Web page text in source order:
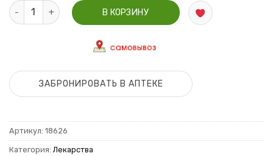
Количество Валерианы экстракт таблетки п/о 20мг флакон
В КОРЗИНУ
ЗАБРОНИРОВАТЬ В АПТЕКЕ
Артикул: 18626
Категория:Лекарства